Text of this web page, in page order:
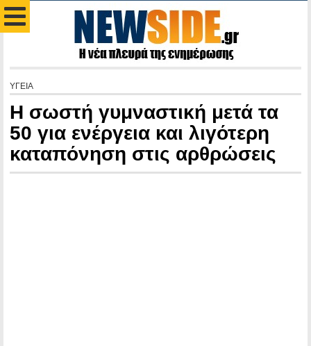
ΥΓΕΙΑ
Η σωστή γυμναστική μετά τα
50 για ενέργεια και λιγότερη
καταπόνηση στις αρθρώσεις